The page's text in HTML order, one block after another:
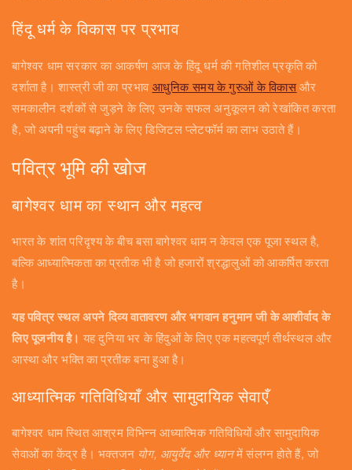
हिंदू धर्म के विकास पर प्रभाव
बागेश्वर धाम सरकार का आकर्षण आज के हिंदू धर्म की गतिशील प्रकृति को
दर्शाता है। शास्त्री जी का प्रभाव आधुनिक समय के गुरुओं के विकास और
समकालीन दर्शकों से जुड़ने के लिए उनके सफल अनुकूलन को रेखांकित करता
है, जो अपनी पहुंच बढ़ाने के लिए डिजिटल प्लेटफॉर्म का लाभ उठाते हैं।
पवित्र भूमि की खोज
बागेश्वर धाम का स्थान और महत्व
भारत के शांत परिदृश्य के बीच बसा बागेश्वर धाम न केवल एक पूजा स्थल है,
बल्कि आध्यात्मिकता का प्रतीक भी है जो हजारों श्रद्धालुओं को आकर्षित करता
है।
यह पवित्र स्थल अपने दिव्य वातावरण और भगवान हनुमान जी के आशीर्वाद के
लिए पूजनीय है। यह दुनिया भर के हिंदुओं के लिए एक महत्वपूर्ण तीर्थस्थल और
आस्था और भक्ति का प्रतीक बना हुआ है।
आध्यात्मिक गतिविधियाँ और सामुदायिक सेवाएँ
बागेश्वर धाम स्थित आश्रम विभिन्न आध्यात्मिक गतिविधियों और सामुदायिक
सेवाओं का केंद्र है। भक्तजन योग, आयुर्वेद और ध्यानमें संलग्न होते हैं, जो